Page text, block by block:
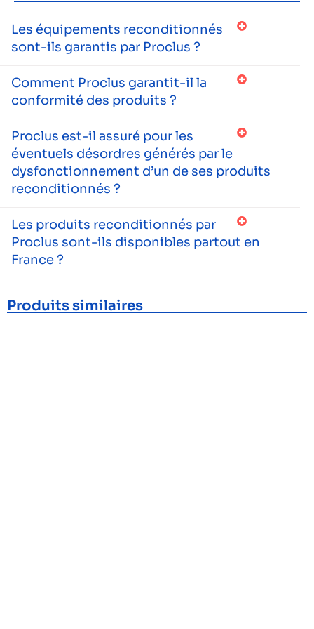
Les équipements reconditionnés
sont-ils garantis par Proclus ?
Comment Proclus garantit-il la
conformité des produits ?
Proclus est-il assuré pour les
éventuels désordres générés par le
dysfonctionnement d’un de ses produits
reconditionnés ?
Les produits reconditionnés par
Proclus sont-ils disponibles partout en
France ?
Produits similaires